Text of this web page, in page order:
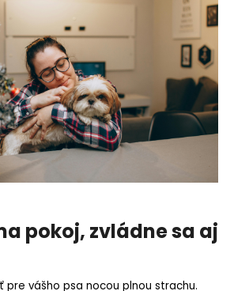
pokoj, zvládne sa aj
pre vášho psa nocou plnou strachu.